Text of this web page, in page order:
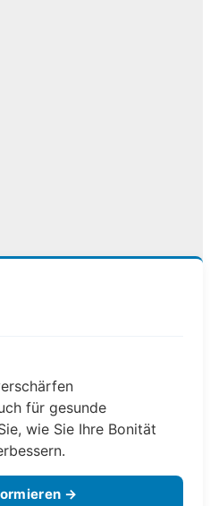
für gesunde
wie Sie Ihre Bonität
→